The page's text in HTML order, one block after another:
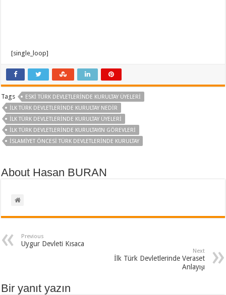
[single_loop]
Tags
ESKI TÜRK DEVLETLERINDE KURULTAY ÜYELERI
ILK TÜRK DEVLETLERINDE KURULTAY NEDIR
ILK TÜRK DEVLETLERINDE KURULTAY ÜYELERI
ILK TÜRK DEVLETLERINDE KURULTAYIN GÖREVLERI
ISLAMIYET ÖNCESI TÜRK DEVLETLERINDE KURULTAY
About Hasan BURAN
Previous
Uygur Devleti Kısaca
Next
İlk Türk Devletlerinde Veraset
Anlayışı
Bir yanıt yazın